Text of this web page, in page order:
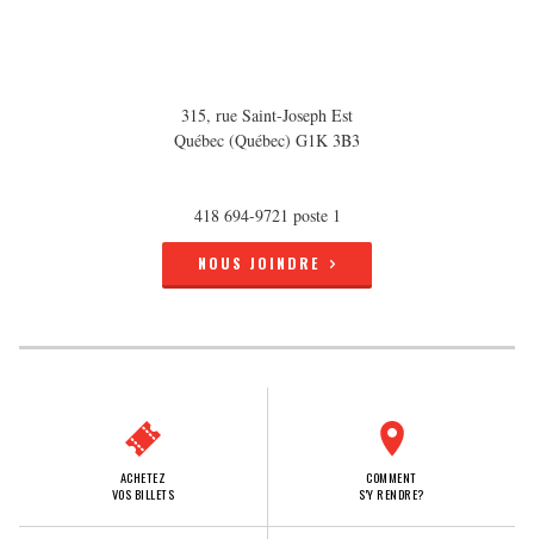
315, rue Saint-Joseph Est
Québec (Québec) G1K 3B3
418 694-9721 poste 1
NOUS JOINDRE
ACHETEZ
VOS BILLETS
COMMENT
S'Y RENDRE?